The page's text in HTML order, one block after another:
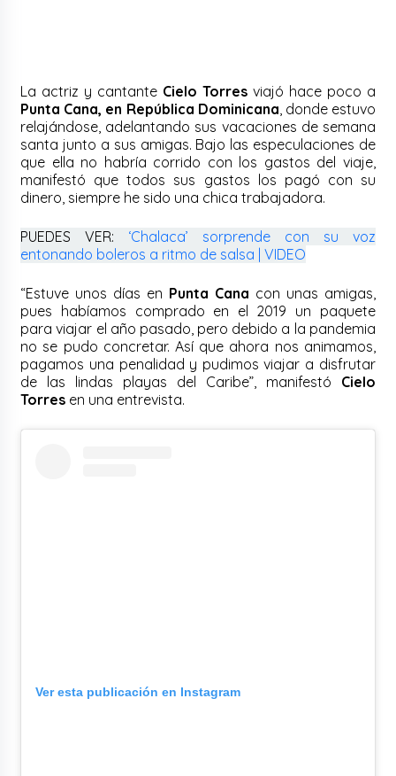
La actriz y cantante Cielo Torres viajó hace poco a
Punta Cana, en República Dominicana , donde estuvo
relajándose, adelantando sus vacaciones de semana
santa junto a sus amigas. Bajo las especulaciones de
que ella no habría corrido con los gastos del viaje,
manifestó que todos sus gastos los pagó con su
dinero, siempre he sido una chica trabajadora.
PUEDES VER: ‘Chalaca’ sorprende con su voz
entonando boleros a ritmo de salsa | VIDEO
“Estuve unos días en Punta Cana con unas amigas,
pues habíamos comprado en el 2019 un paquete
para viajar el año pasado, pero debido a la pandemia
no se pudo concretar. Así que ahora nos animamos,
pagamos una penalidad y pudimos viajar a disfrutar
de las lindas playas del Caribe”, manifestó Cielo
Torres en una entrevista.
Ver esta publicación en Instagram